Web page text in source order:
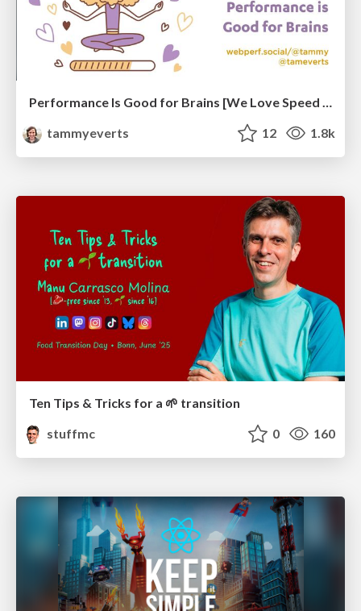
Performance Is Good for Brains [We Love Speed 2024]
tammyeverts
12 1.8k
Ten Tips & Tricks for a 🌱 transition
stuffmc
0 160